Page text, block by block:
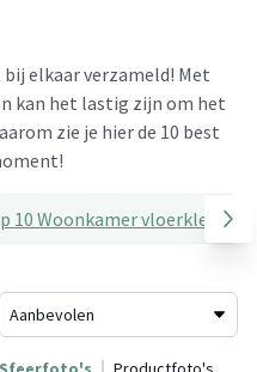
elkaar verzameld! Met
kan het lastig zijn om het
zie je hier de 10 best
10 Woonkamer vloerkleden